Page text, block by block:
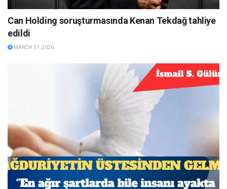
Can Holding soruşturmasında Kenan Tekdağ tahliye
edildi
MARCH 31, 2026